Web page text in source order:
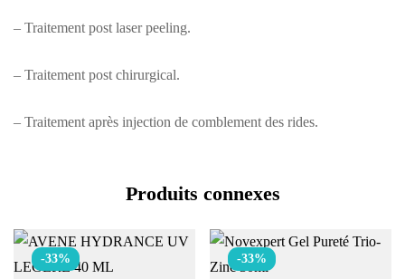
– Traitement post laser peeling.
– Traitement post chirurgical.
– Traitement après injection de comblement des rides.
Produits connexes
-33% -33%